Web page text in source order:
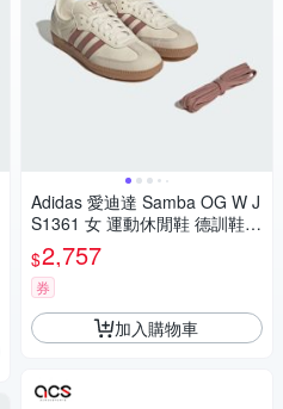
Adidas 愛迪達 Samba OG W J
S1361 女 運動休閒鞋 德訓鞋
舒適 米
$2,757
券
加入購物車